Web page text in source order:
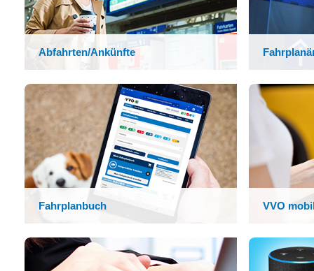
Abfahrten/Ankünfte
Fahrplanbuch VVO